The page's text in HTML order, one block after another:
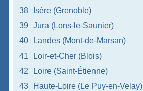
38
Isère (Grenoble)
39
Jura (Lons-le-Saunier)
40
Landes (Mont-de-Marsan)
41
Loir-et-Cher (Blois)
42
Loire (Saint-Étienne)
43
Haute-Loire (Le Puy-en-Velay)